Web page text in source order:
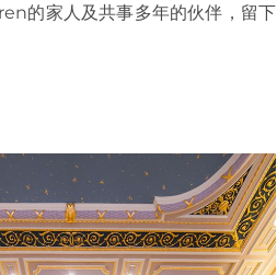
的家人及共事多年的伙伴，留下